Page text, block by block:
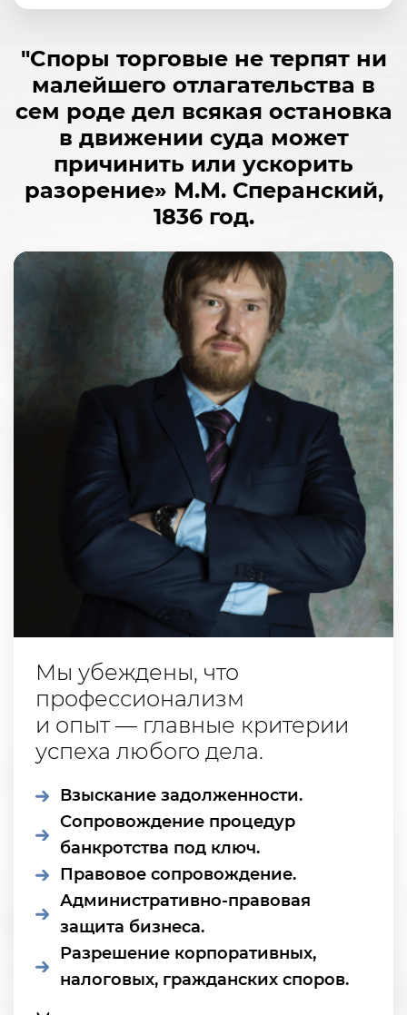
"Cпоры торговые не терпят ни
малейшего отлагательства в
сем роде дел всякая остановка
в движении суда может
причинить или ускорить
разорение» М.М. Сперанский,
1836 год.
Мы убеждены, что
профессионализм
и опыт — главные критерии
успеха любого дела.
Взыскание задолженности.
Сопровождение процедур
банкротства под ключ.
Правовое сопровождение.
Административно-правовая
защита бизнеса.
Разрешение корпоративных,
налоговых, гражданских споров.